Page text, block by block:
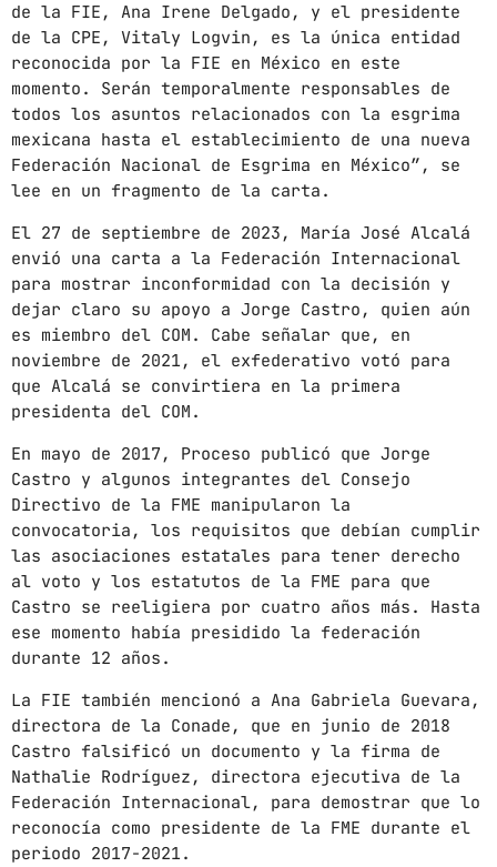
de la FIE, Ana Irene Delgado, y el presidente
de la CPE, Vitaly Logvin, es la única entidad
reconocida por la FIE en México en este
momento. Serán temporalmente responsables de
todos los asuntos relacionados con la esgrima
mexicana hasta el establecimiento de una nueva
Federación Nacional de Esgrima en México”, se
lee en un fragmento de la carta.
El 27 de septiembre de 2023, María José Alcalá
envió una carta a la Federación Internacional
para mostrar inconformidad con la decisión y
dejar claro su apoyo a Jorge Castro, quien aún
es miembro del COM. Cabe señalar que, en
noviembre de 2021, el exfederativo votó para
que Alcalá se convirtiera en la primera
presidenta del COM.
En mayo de 2017, Proceso publicó que Jorge
Castro y algunos integrantes del Consejo
Directivo de la FME manipularon la
convocatoria, los requisitos que debían cumplir
las asociaciones estatales para tener derecho
al voto y los estatutos de la FME para que
Castro se reeligiera por cuatro años más. Hasta
ese momento había presidido la federación
durante 12 años.
La FIE también mencionó a Ana Gabriela Guevara,
directora de la Conade, que en junio de 2018
Castro falsificó un documento y la firma de
Nathalie Rodríguez, directora ejecutiva de la
Federación Internacional, para demostrar que lo
reconocía como presidente de la FME durante el
periodo 2017-2021.